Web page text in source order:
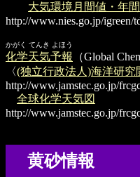
大気環境月間値・年
http://www.nies.go.jp/igreen/
かがく てんき よほう
化学天気予報
（Global
〈(独立行政法人)海洋研究
http://www.jamstec.go.jp/
全球化学天気図
http://www.jamstec.go.jp/
黄砂情報